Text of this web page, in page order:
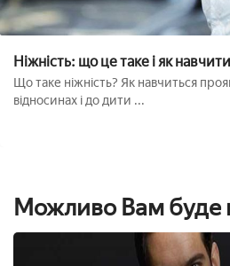
Ніжність: що це таке і як
Що таке ніжність? Як навчиться
відносинах і до дити ...
Можливо Вам буде